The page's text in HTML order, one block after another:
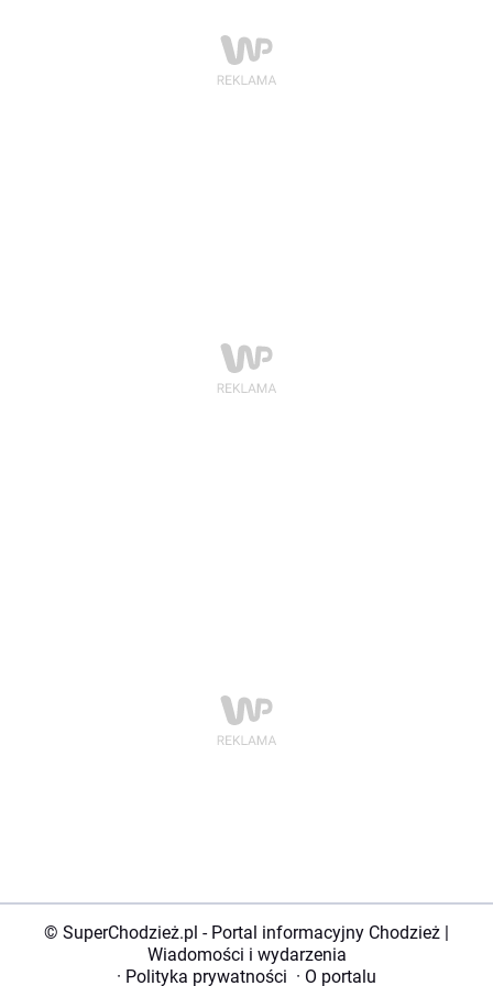
© SuperChodzież.pl - Portal informacyjny Chodzież |
Wiadomości i wydarzenia
· Polityka prywatności · O portalu